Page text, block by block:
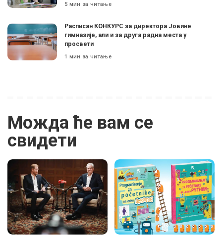
5 мин за читање
Расписан КОНКУРС за директора Јовине
гимназије, али и за друга радна места у
просвети
1 мин за читање
Можда ће вам се
свидети